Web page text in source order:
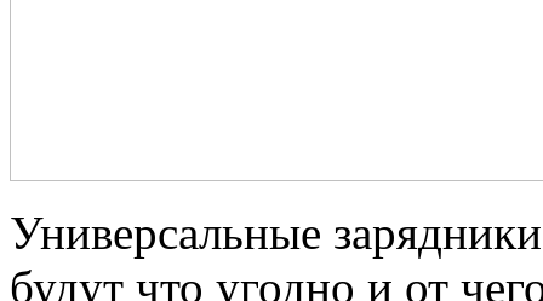
Универсальные
будут что угодно и от